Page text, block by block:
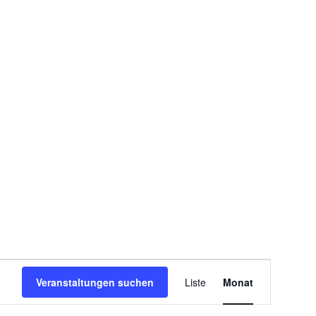
Veranstaltungen suchen
Ansichten-
Liste Monat